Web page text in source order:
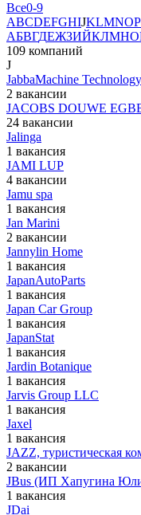
Все0-9
ABCDEFGHIJKLMNOP
АБВГДЕЖЗИЙКЛМНО
109 компаний
J
JabbaMachine Technology
2 вакансии
JACOBS DOUWE
24 вакансии
Jalinga
1 вакансия
JAMI LUP
4 вакансии
Jamu spa
1 вакансия
Jan Marini
2 вакансии
Jannylin Home
1 вакансия
JapanAutoParts
1 вакансия
Japan Car Group
1 вакансия
JapanStat
1 вакансия
Jardin Botanique
1 вакансия
Jarvis Group LLC
1 вакансия
Jaxel
1 вакансия
JAZZ, туристическая
2 вакансии
JBus (ИП Хапугина
1 вакансия
JDai